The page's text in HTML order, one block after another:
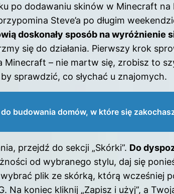
po dodawaniu skinów w Minecraft na
Steve’a po długim
doskonały sposób na wyróżnienie
się do działania. Pierwszy krok
Minecraft – nie martw się, zrobisz to
sprawdzić, co słychać u znajomych.
budowania domów, w które się
przejdź do sekcji „Skórki”. Do
od wybranego stylu, daj się
plik ze skórką, którą wcześniej
Na koniec kliknij „Zapisz i użyj”, a